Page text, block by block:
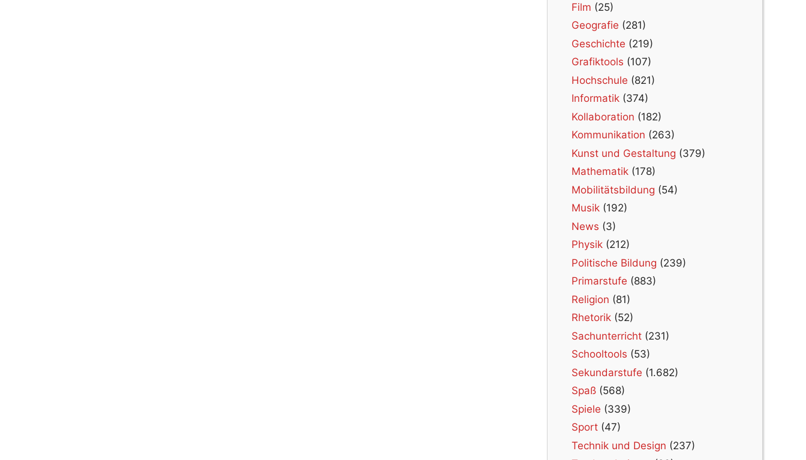
Film (25)
Geografie (281)
Geschichte (219)
Grafiktools (107)
Hochschule (821)
Informatik (374)
Kollaboration (182)
Kommunikation (263)
Kunst und Gestaltung (379)
Mathematik (178)
Mobilitätsbildung (54)
Musik (192)
News (3)
Physik (212)
Politische Bildung (239)
Primarstufe (883)
Religion (81)
Rhetorik (52)
Sachunterricht (231)
Schooltools (53)
Sekundarstufe (1.682)
Spaß (568)
Spiele (339)
Sport (47)
Technik und Design (237)